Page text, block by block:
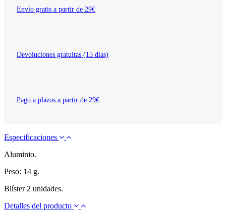
Envío gratis a partir de 29€
Devoluciones gratuitas (15 días)
Pago a plazos a partir de 29€
Especificaciones
Aluminio.
Peso: 14 g.
Blíster 2 unidades.
Detalles del producto